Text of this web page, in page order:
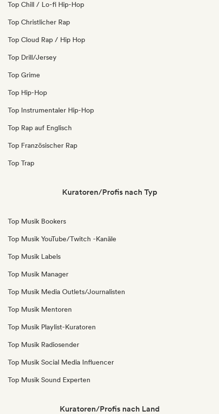
Top Chill / Lo-fi Hip-Hop
Top Christlicher Rap
Top Cloud Rap / Hip Hop
Top Drill/Jersey
Top Grime
Top Hip-Hop
Top Instrumentaler Hip-Hop
Top Rap auf Englisch
Top Französischer Rap
Top Trap
Kuratoren/Profis nach Typ
Top Musik Bookers
Top Musik YouTube/Twitch -Kanäle
Top Musik Labels
Top Musik Manager
Top Musik Media Outlets/Journalisten
Top Musik Mentoren
Top Musik Playlist-Kuratoren
Top Musik Radiosender
Top Musik Social Media Influencer
Top Musik Sound Experten
Kuratoren/Profis nach Land